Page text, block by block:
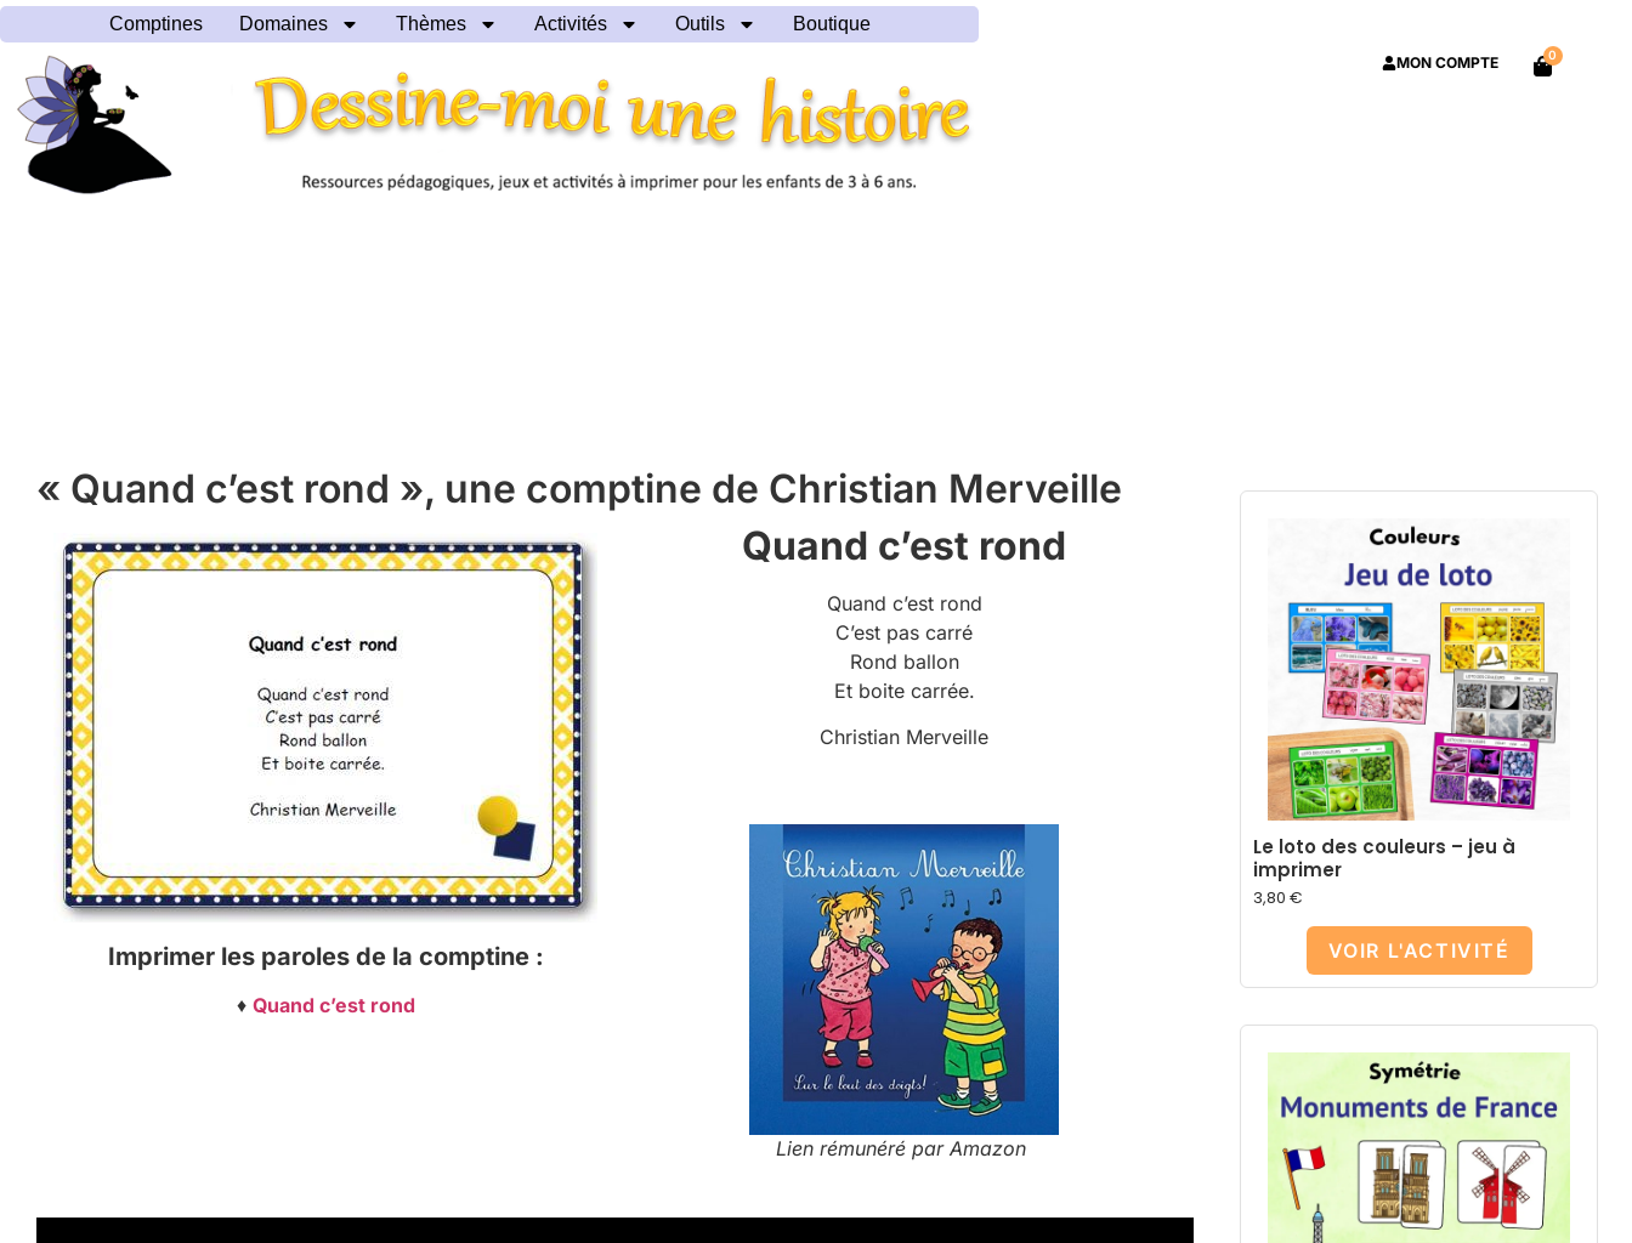
MON COMPTE 0
Comptines Domaines Thèmes Activités Outils Boutique
« Quand c’est rond », une comptine de Christian Merveille
Imprimer les paroles de la comptine :
♦ Quand c’est rond
Quand c’est rond
Quand c’est rond
C’est pas carré
Rond ballon
Et boite carrée.
Christian Merveille
Lien rémunéré par Amazon
Le loto des couleurs – jeu à
imprimer
3,80 €
VOIR L'ACTIVITÉ